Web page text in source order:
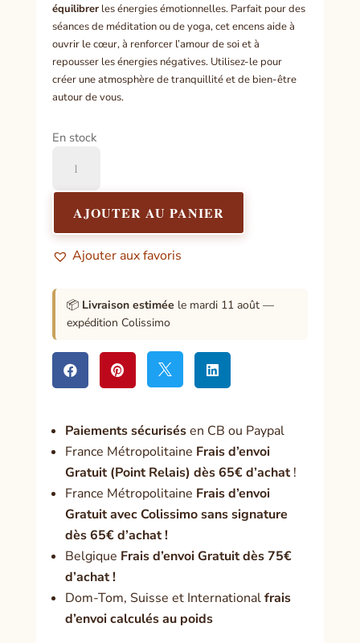
équilibrerles énergies émotionnelles. Parfait pour des
séances de méditation ou de yoga, cet encens aide à
ouvrir le cœur, à renforcer l’amour de soi et à
repousser les énergies négatives. Utilisez-le pour
créer une atmosphère de tranquillité et de bien-être
autour de vous.
En stock
Encens
Chakra
Emeraude
AJOUTER AU PANIER
Ajouter aux favoris
📦 Livraison estimée le mardi 11 août —
expédition Colissimo
   
Paiements sécurisésen CB ou Paypal
France Métropolitaine Frais d’envoi
Gratuit (Point Relais) dès 65€ d’achat!
France Métropolitaine Frais d’envoi
Gratuit avec Colissimo sans signature
dès 65€ d’achat !
Belgique Frais d’envoi Gratuit dès 75€
d’achat !
Dom-Tom, Suisse et Internationalfrais
d’envoi calculés au poids